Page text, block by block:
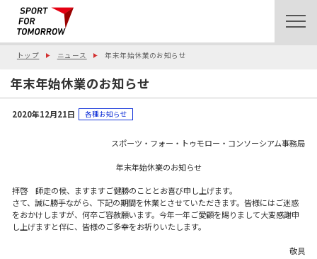
トップ ニュース 年末年始休業のお知らせ
年末年始休業のお知らせ
2020年12月21日 各種お知らせ
スポーツ・フォー・トゥモロー・コンソーシアム事務局
年末年始休業のお知らせ
拝啓 師走の候、ますますご健勝のこととお喜び申し上げます。
さて、誠に勝手ながら、下記の期間を休業とさせていただきます。皆様にはご迷惑
をおかけしますが、何卒ご容赦願います。今年一年ご愛顧を賜りまして大変感謝申
し上げますと伴に、皆様のご多幸をお祈りいたします。
敬具